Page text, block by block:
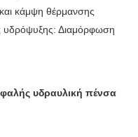
κάμψη θέρμανσης
υδρόψυξης: Διαμόρφωση
υδραυλική πένσα